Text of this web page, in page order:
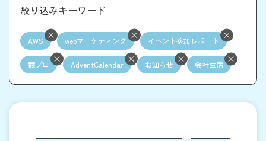
絞り込みキーワード
AWS webマーケティング イベント参加レポート
競プロ AdventCalendar お知らせ 会社生活